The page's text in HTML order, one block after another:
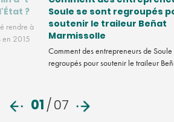
?
rendre à
en 2015
Soule se sont regroupés
soutenir le traileur Beñat
Marmissolle
Comment des entrepreneurs de Soule
regroupés pour soutenir le traileur
01/07